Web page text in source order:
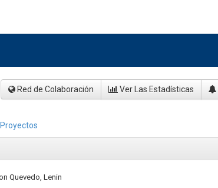
Red de Colaboración Ver Las Estadísticas
Proyectos
Quevedo, Lenin